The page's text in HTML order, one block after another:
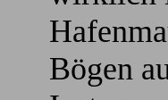
Bögen